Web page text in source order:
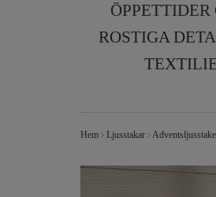
ROSTIGA
Hem Ljusstakar